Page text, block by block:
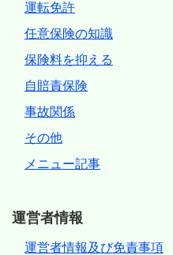
運転免許
任意保険の知識
保険料を抑える
自賠責保険
事故関係
その他
メニュー記事
運営者情報
運営者情報及び免責事項